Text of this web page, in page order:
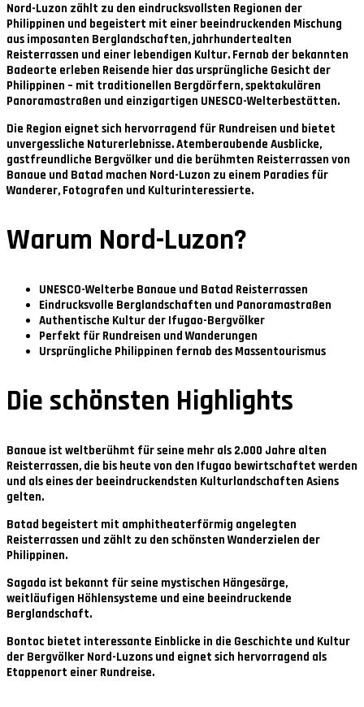
Nord-Luzon zählt zu den eindrucksvollsten Regionen der
Philippinen und begeistert mit einer beeindruckenden Mischung
aus imposanten Berglandschaften, jahrhundertealten
Reisterrassen und einer lebendigen Kultur. Fernab der bekannten
Badeorte erleben Reisende hier das ursprüngliche Gesicht der
Philippinen – mit traditionellen Bergdörfern, spektakulären
Panoramastraßen und einzigartigen UNESCO-Welterbestätten.
Die Region eignet sich hervorragend für Rundreisen und bietet
unvergessliche Naturerlebnisse. Atemberaubende Ausblicke,
gastfreundliche Bergvölker und die berühmten Reisterrassen von
Banaue und Batad machen Nord-Luzon zu einem Paradies für
Wanderer, Fotografen und Kulturinteressierte.
Warum Nord-Luzon?
UNESCO-Welterbe Banaue und Batad Reisterrassen
Eindrucksvolle Berglandschaften und Panoramastraßen
Authentische Kultur der Ifugao-Bergvölker
Perfekt für Rundreisen und Wanderungen
Ursprüngliche Philippinen fernab des Massentourismus
Die schönsten Highlights
Banaue ist weltberühmt für seine mehr als 2.000 Jahre alten
Reisterrassen, die bis heute von den Ifugao bewirtschaftet werden
und als eines der beeindruckendsten Kulturlandschaften Asiens
gelten.
Batad begeistert mit amphitheaterförmig angelegten
Reisterrassen und zählt zu den schönsten Wanderzielen der
Philippinen.
Sagada ist bekannt für seine mystischen Hängesärge,
weitläufigen Höhlensysteme und eine beeindruckende
Berglandschaft.
Bontoc bietet interessante Einblicke in die Geschichte und Kultur
der Bergvölker Nord-Luzons und eignet sich hervorragend als
Etappenort einer Rundreise.